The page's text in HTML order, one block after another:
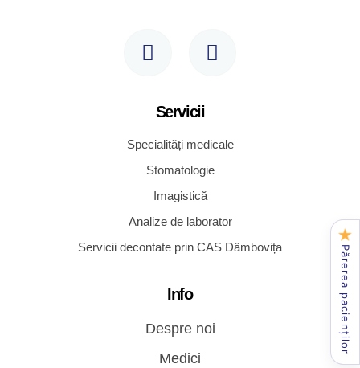
Servicii
Specialități medicale
Stomatologie
Imagistică
Analize de laborator
Servicii decontate prin CAS Dâmbovița
Info
Despre noi
Medici
★
Părerea pacienților